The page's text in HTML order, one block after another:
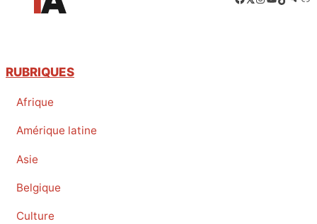
RUBRIQUES
Afrique
Amérique latine
Asie
Belgique
Culture